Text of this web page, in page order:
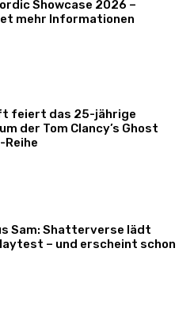
Showcase 2026 –
mehr Informationen
feiert das 25-jährige
der Tom Clancy’s Ghost
Reihe
Sam: Shatterverse lädt
– und erscheint schon